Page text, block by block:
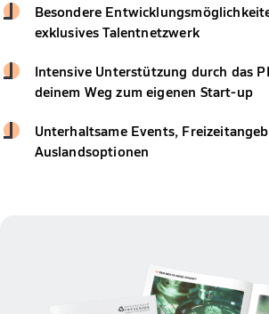
Besondere
exklusives Talentnetzwerk
Intensive Unterstützung durch das
deinem Weg zum eigenen Start-up
Unterhaltsame Events,
Auslandsoptionen